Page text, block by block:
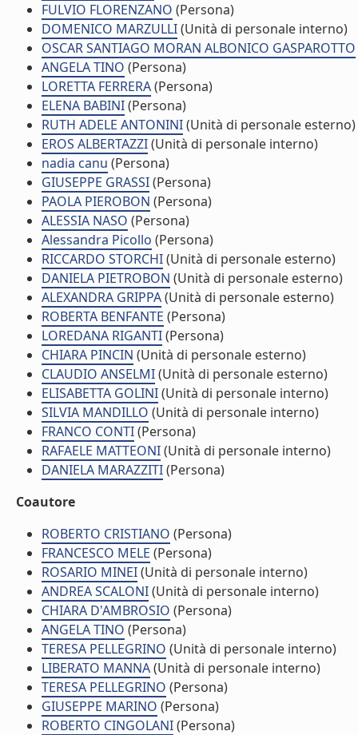
FULVIO FLORENZANO (Persona)
DOMENICO MARZULLI(Unità di personale interno)
OSCAR SANTIAGO MORAN ALBONICO GASPAROTTO
ANGELA TINO (Persona)
LORETTA FERRERA(Persona)
ELENA BABINI(Persona)
RUTH ADELE ANTONINI(Unità di personale esterno)
EROS ALBERTAZZI(Unità di personale interno)
nadia canu (Persona)
GIUSEPPE GRASSI(Persona)
PAOLA PIEROBON (Persona)
ALESSIA NASO (Persona)
Alessandra Picollo (Persona)
RICCARDO STORCHI(Unità di personale esterno)
DANIELA PIETROBON (Unità di personale esterno)
ALEXANDRA GRIPPA(Unità di personale esterno)
ROBERTA BENFANTE (Persona)
LOREDANA RIGANTI(Persona)
CHIARA PINCIN (Unità di personale esterno)
CLAUDIO ANSELMI(Unità di personale esterno)
ELISABETTA GOLINI(Unità di personale interno)
SILVIA MANDILLO (Unità di personale interno)
FRANCO CONTI(Persona)
RAFAELE MATTEONI(Unità di personale interno)
DANIELA MARAZZITI(Persona)
Coautore
ROBERTO CRISTIANO (Persona)
FRANCESCO MELE (Persona)
ROSARIO MINEI(Unità di personale interno)
ANDREA SCALONI(Unità di personale interno)
CHIARA D'AMBROSIO (Persona)
ANGELA TINO (Persona)
TERESA PELLEGRINO (Unità di personale interno)
LIBERATO MANNA(Unità di personale interno)
TERESA PELLEGRINO (Persona)
GIUSEPPE MARINO (Persona)
ROBERTO CINGOLANI(Persona)